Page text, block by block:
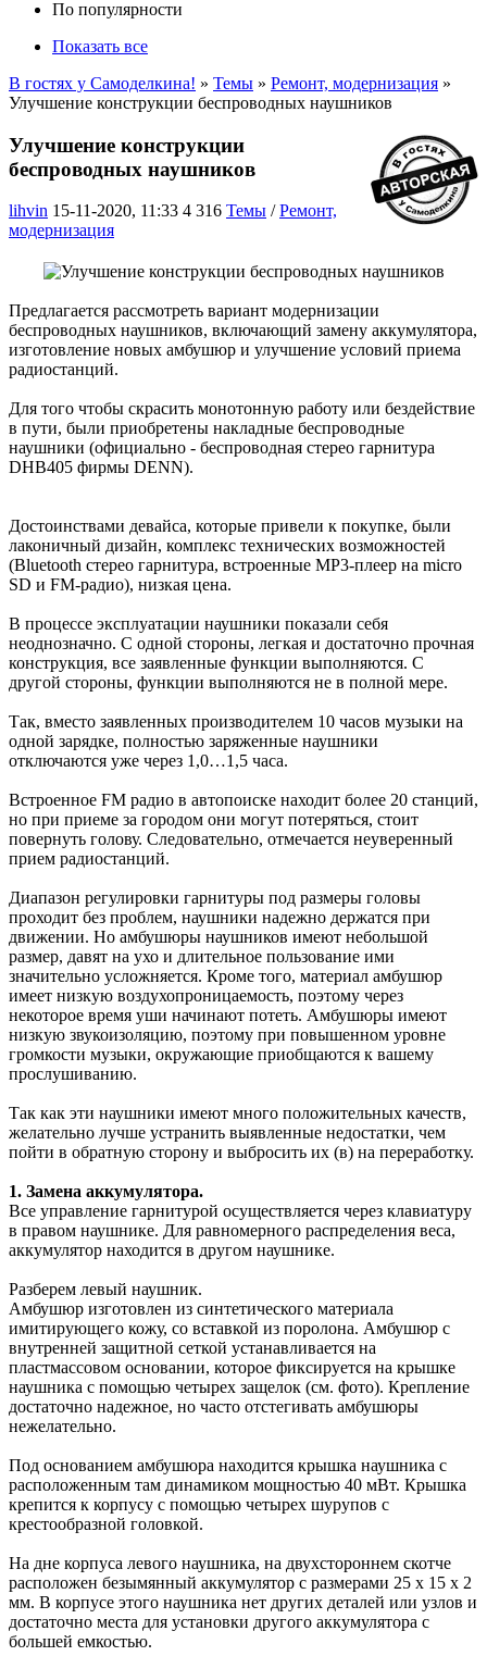
По популярности
Показать все
В гостях у Самоделкина! » Темы » Ремонт, модернизация »
Улучшение конструкции беспроводных наушников
Улучшение конструкции
беспроводных наушников
lihvin 15-11-2020, 11:33 4 316 Темы /Ремонт,
модернизация
Предлагается рассмотреть вариант модернизации
беспроводных наушников, включающий замену аккумулятора,
изготовление новых амбушюр и улучшение условий приема
радиостанций.
Для того чтобы скрасить монотонную работу или бездействие
в пути, были приобретены накладные беспроводные
наушники (официально - беспроводная стерео гарнитура
DHB405 фирмы DENN).
Достоинствами девайса, которые привели к покупке, были
лаконичный дизайн, комплекс технических возможностей
(Bluetooth стерео гарнитура, встроенные MP3-плеер на micro
SD и FM-радио), низкая цена.
В процессе эксплуатации наушники показали себя
неоднозначно. С одной стороны, легкая и достаточно прочная
конструкция, все заявленные функции выполняются. С
другой стороны, функции выполняются не в полной мере.
Так, вместо заявленных производителем 10 часов музыки на
одной зарядке, полностью заряженные наушники
отключаются уже через 1,0…1,5 часа.
Встроенное FM радио в автопоиске находит более 20 станций,
но при приеме за городом они могут потеряться, стоит
повернуть голову. Следовательно, отмечается неуверенный
прием радиостанций.
Диапазон регулировки гарнитуры под размеры головы
проходит без проблем, наушники надежно держатся при
движении. Но амбушюры наушников имеют небольшой
размер, давят на ухо и длительное пользование ими
значительно усложняется. Кроме того, материал амбушюр
имеет низкую воздухопроницаемость, поэтому через
некоторое время уши начинают потеть. Амбушюры имеют
низкую звукоизоляцию, поэтому при повышенном уровне
громкости музыки, окружающие приобщаются к вашему
прослушиванию.
Так как эти наушники имеют много положительных качеств,
желательно лучше устранить выявленные недостатки, чем
пойти в обратную сторону и выбросить их (в) на переработку.
1. Замена аккумулятора.
Все управление гарнитурой осуществляется через клавиатуру
в правом наушнике. Для равномерного распределения веса,
аккумулятор находится в другом наушнике.
Разберем левый наушник.
Амбушюр изготовлен из синтетического материала
имитирующего кожу, со вставкой из поролона. Амбушюр с
внутренней защитной сеткой устанавливается на
пластмассовом основании, которое фиксируется на крышке
наушника с помощью четырех защелок (см. фото). Крепление
достаточно надежное, но часто отстегивать амбушюры
нежелательно.
Под основанием амбушюра находится крышка наушника с
расположенным там динамиком мощностью 40 мВт. Крышка
крепится к корпусу с помощью четырех шурупов с
крестообразной головкой.
На дне корпуса левого наушника, на двухстороннем скотче
расположен безымянный аккумулятор с размерами 25 х 15 х 2
мм. В корпусе этого наушника нет других деталей или узлов и
достаточно места для установки другого аккумулятора с
большей емкостью.